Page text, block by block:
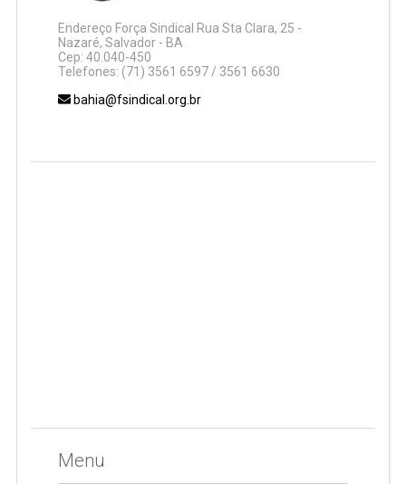
Endereço Força Sindical Rua Sta Clara, 25 -
Nazaré, Salvador - BA
Cep: 40.040-450
Telefones: (71) 3561 6597 / 3561 6630
bahia@fsindical.org.br
Menu